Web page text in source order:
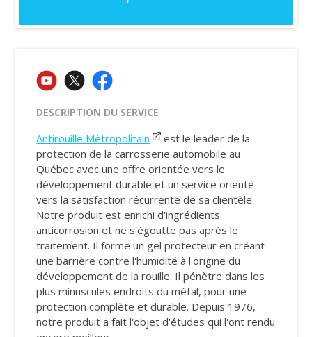
DESCRIPTION DU SERVICE
Antirouille Métropolitain
est le leader de la
protection de la carrosserie automobile au
Québec avec une offre orientée vers le
développement durable et un service orienté
vers la satisfaction récurrente de sa clientèle.
Notre produit est enrichi d'ingrédients
anticorrosion et ne s'égoutte pas après le
traitement. Il forme un gel protecteur en créant
une barrière contre l'humidité à l'origine du
développement de la rouille. Il pénètre dans les
plus minuscules endroits du métal, pour une
protection complète et durable. Depuis 1976,
notre produit a fait l'objet d'études qui l'ont rendu